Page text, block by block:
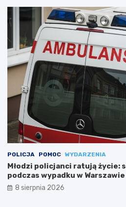
POLICJA POMOC WYDARZENIA
Młodzi policjanci ratują życie:
podczas wypadku w Warszawie
8 sierpnia 2026